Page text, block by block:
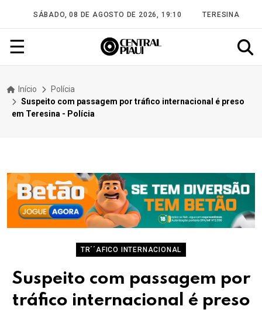
SÁBADO, 08 DE AGOSTO DE 2026, 19:10 TERESINA
☰
Início
Polícia
Suspeito com passagem por tráfico internacional é preso
em Teresina - Polícia
TR´´AFICO INTERNACIONAL
Suspeito com passagem por
tráfico internacional é preso